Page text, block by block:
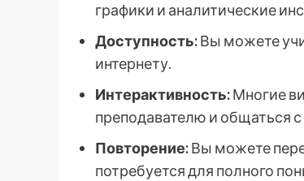
графики и аналитические
Доступность:Вы можете
интернету.
Интерактивность:Многие
преподавателю и общаться
Повторение:Вы можете
потребуется для полного